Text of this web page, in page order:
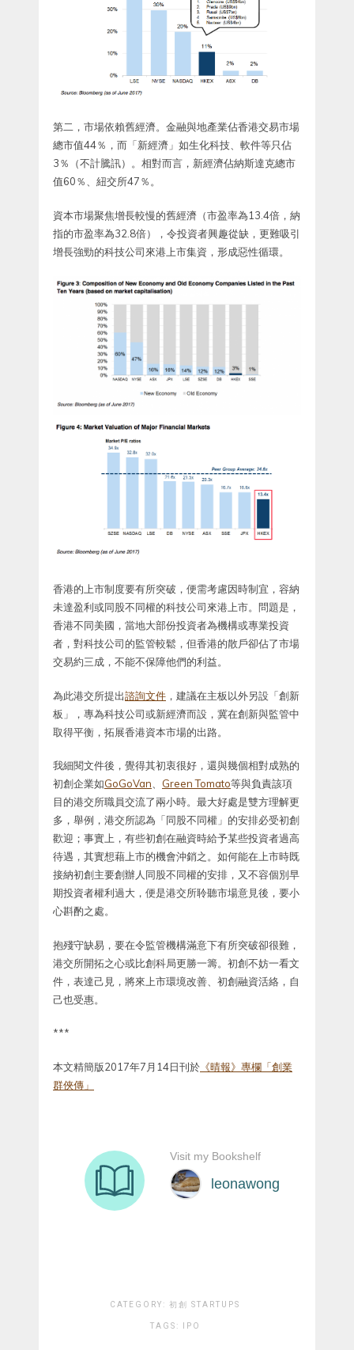
第二，市場依賴舊經濟。金融與地產業佔香港交易市場
總市值44％，而「新經濟」如生化科技、軟件等只佔
3％（不計騰訊）。相對而言，新經濟佔納斯達克總市
值60％、紐交所47％。
資本市場聚焦增長較慢的舊經濟（市盈率為13.4倍，納
指的市盈率為32.8倍），令投資者興趣從缺，更難吸引
增長強勁的科技公司來港上市集資，形成惡性循環。
香港的上市制度要有所突破，便需考慮因時制宜，容納
未達盈利或同股不同權的科技公司來港上市。問題是，
香港不同美國，當地大部份投資者為機構或專業投資
者，對科技公司的監管較鬆，但香港的散戶卻佔了市場
交易約三成，不能不保障他們的利益。
為此港交所提出諮詢文件 ，建議在主板以外另設「創新
板」，專為科技公司或新經濟而設，冀在創新與監管中
取得平衡，拓展香港資本市場的出路。
我細閱文件後，覺得其初衷很好，還與幾個相對成熟的
初創企業如GoGoVan Green Tomato等與負責該項
目的港交所職員交流了兩小時。最大好處是雙方理解更
多，舉例，港交所認為「同股不同權」的安排必受初創
歡迎；事實上，有些初創在融資時給予某些投資者過高
待遇，其實想藉上市的機會沖銷之。如何能在上市時既
接納初創主要創辦人同股不同權的安排，又不容個別早
期投資者權利過大，便是港交所聆聽市場意見後，要小
心斟酌之處。
抱殘守缺易，要在令監管機構滿意下有所突破卻很難，
港交所開拓之心或比創科局更勝一籌。初創不妨一看文
件，表達己見，將來上市環境改善、初創融資活絡，自
己也受惠。
***
本文精簡版2017年7月14日刊於 《晴報》專欄「創業
群俠傳」
CATEGORY: 初創 STARTUPS
TAGS: IPO